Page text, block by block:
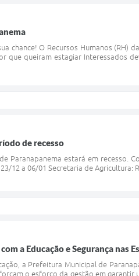
chance! O Recursos Humanos (RH)
que queiram estagiar Interessados
de recesso
Paranapanema estará em recesso.
12 a 06/01 Secretaria de Agricultura:
a Educação e Segurança nas
a Prefeitura Municipal de
o esforço da gestão em